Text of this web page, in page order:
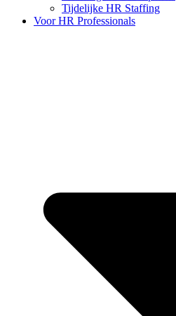
Tijdelijke HR Staffing
Voor HR Professionals